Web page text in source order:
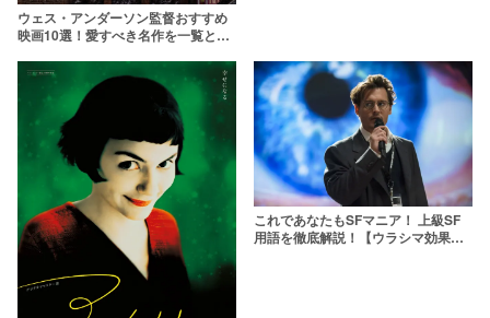
ウェス・アンダーソン監督おすすめ
映画10選！愛すべき名作を一覧とと
これであなたもSFマニア！ 上級SF
用語を徹底解説！【ウラシマ効果っ